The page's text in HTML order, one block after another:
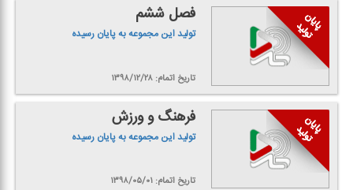
فصل ششم
تولید این مجموعه به پایان رسیده
تاریخ اتمام: ۱۳۹۸/۱۲/۲۸
فرهنگ و ورزش
تولید این مجموعه به پایان رسیده
تاریخ اتمام: ۱۳۹۸/۰۵/۰۱